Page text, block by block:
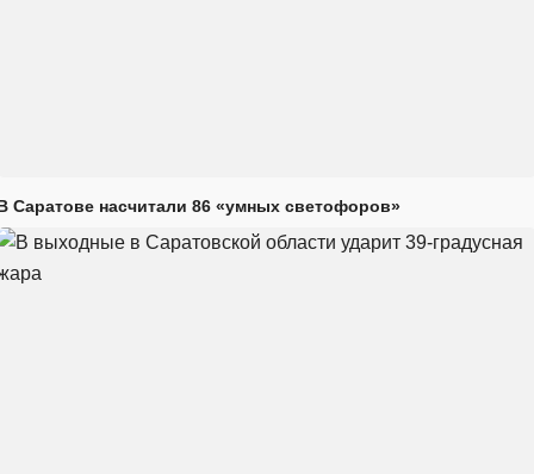
Саратове насчитали 86 «умных светофоров»